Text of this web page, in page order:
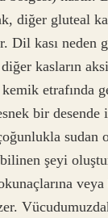
diğer gluteal
Dil kası neden
kasların
etrafında
bir desende
sudan
şeyi